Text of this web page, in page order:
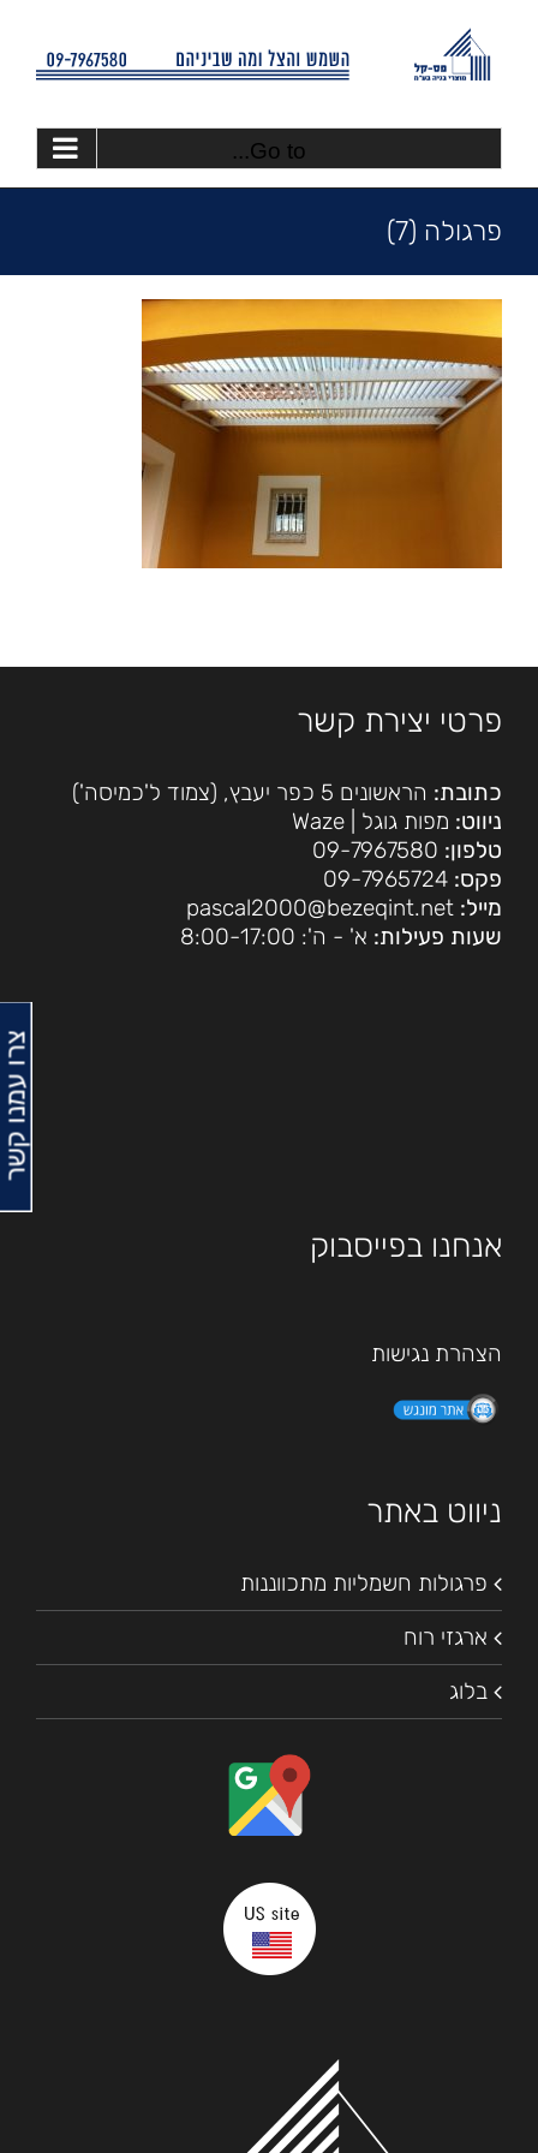
content
Go to...
פרגולה (7)
פרטי יצירת קשר
כתובת: הראשונים 5 כפר יעבץ, (צמוד ל'כמיסה')
ניווט: מפות גוגל
Waze
טלפון: 09-7967580
פקס:
מייל: pascal2000@bezeqint.net
שעות פעילות: א' - ה': 8:00-17:00
אנחנו בפייסבוק
הצהרת נגישות
ניווט באתר
פרגולות חשמליות מתכווננות
ארגזי רוח
בלוג
צרו